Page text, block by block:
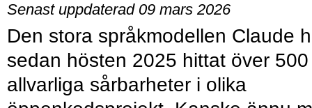
Senast uppdaterad 09 mars 2026
Den stora språkmodellen Claude
sedan hösten 2025 hittat över 500
allvarliga sårbarheter i olika